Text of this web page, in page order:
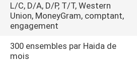
L/C, D/A, D/P, T/T, Western
Union, MoneyGram, comptant,
engagement
300 ensembles par Haida de
mois